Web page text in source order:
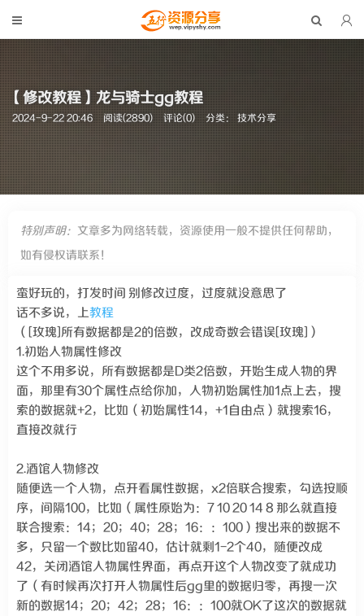
【修改教程】龙与骑士gg教程
2024-9-22 20:46 阅读(2890) 评论(0) 分类：技术分享
特别声明： 文章多为网络转载，资源使用一般不提供任何帮助，
如有侵权请联系！
蛮好玩的，打发时间 别修改过度，过度就没意思了
话不多说，上教程
（[玫瑰]所有数据都是2的倍数，改成奇数会错误[玫瑰]）
1.初始人物属性修改
这个不用多说，所有数据都是D类2倍数，开始生成人物的界
面，那里有30个属性点给你加，人物初始属性加1点上去，搜
索的数据就+2，比如（初始属性14，+1自由点）就搜索16，
直接改就行
2.酒馆人物修改
随便选一个人物，点开看属性数据，x2倍联合搜索，勾选按顺
序，间隔100，比如（属性原始为：7 10 20 14 8 那么就直接
联合搜索：14；20；40；28；16：：100）搜出来的数据不
多，只留一个数比如留40，估计就剩1-2个40，随便改成
42，关闭酒馆人物属性界面，再点开这个人物改变了就成功
了（有时候再次打开人物属性后gg里的数据归零，再搜一次
新的数据14；20；42；28；16：：100就OK了这次的数据就